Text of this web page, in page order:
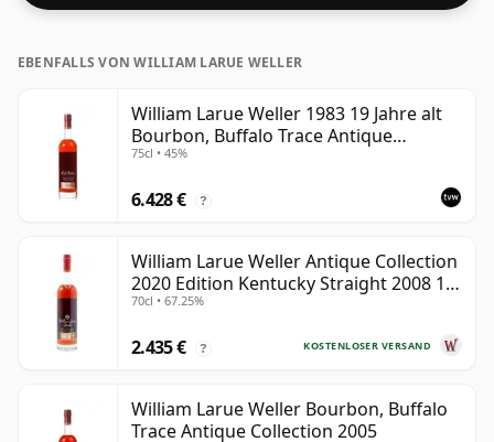
EBENFALLS VON WILLIAM LARUE WELLER
William Larue Weller 1983 19 Jahre alt
Bourbon, Buffalo Trace Antique
Collection 2002
75cl • 45%
6.428 € ?
William Larue Weller Antique Collection
2020 Edition Kentucky Straight 2008 12
Jahre alt
70cl • 67.25%
KOSTENLOSER VERSAND
2.435 € ?
William Larue Weller Bourbon, Buffalo
Trace Antique Collection 2005